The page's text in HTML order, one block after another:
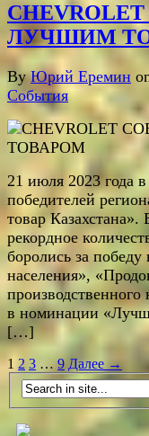
ЛУЧШИМ
ByЮрий Еремин
События
21 июля 2023 года
победителей
товар
рекордное
боролись за
населения»,
в номинации
[…]
1 2 3 … 9 Далее →